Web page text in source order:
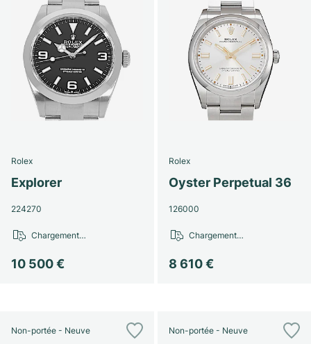
Rolex
Explorer
224270
10 500 €
Chargement…
Rolex
Oyster Perpetual 36
126000
8 610 €
Chargement…
Non-portée - Neuve Non-portée - Neuve